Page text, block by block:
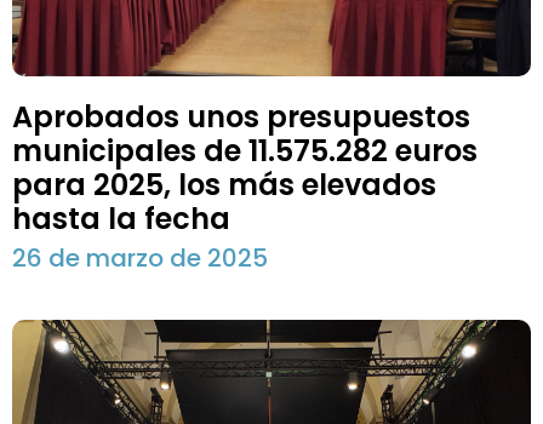
Aprobados unos presupuestos
municipales de 11.575.282 euros
para 2025, los más elevados
hasta la fecha
26 de marzo de 2025